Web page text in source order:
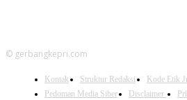
© gerbangkepri.com
Kontak Struktur Redaksi
Kode Etik
Pedoman Media Siber
Disclaimer